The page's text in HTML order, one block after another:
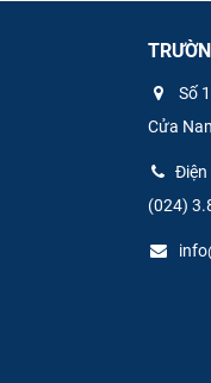
Số
Cửa
Điện
(024)